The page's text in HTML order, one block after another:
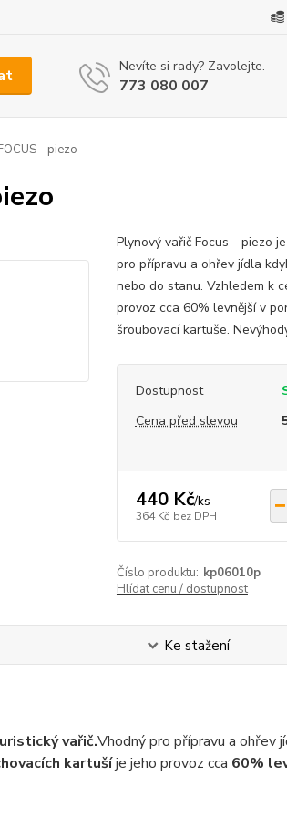
Nevíte si rady? Zavolejte.
773 080 007
- piezo
Plynový vařič Focus - piezo
pro přípravu a ohřev jídla
nebo do stanu. Vzhledem k
provoz cca 60% levnější v
šroubovací kartuše.
Dostupnost
Cena před slevou
440 Kč/ks
364 Kč bez DPH
Číslo produktu: kp06010p
Hlídat cenu / dostupnost
Ke stažení
vařič.Vhodný pro přípravu a ohřev
kartušíje jeho provoz cca 60%